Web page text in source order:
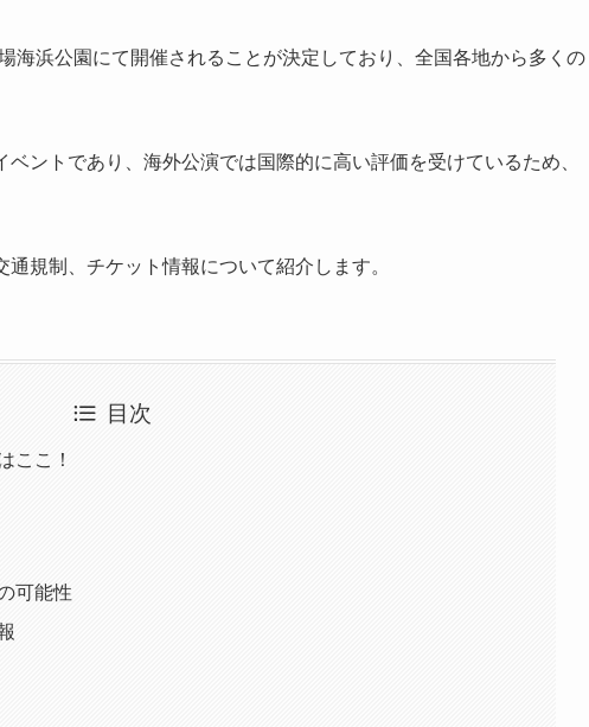
海浜公園にて開催されることが決定しており、全国各地から多くの
ントであり、海外公演では国際的に高い評価を受けているため、
規制、チケット情報について紹介します。
目次
ここ！
可能性